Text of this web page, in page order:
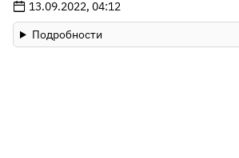
13.09.2022, 04:12
Подробности